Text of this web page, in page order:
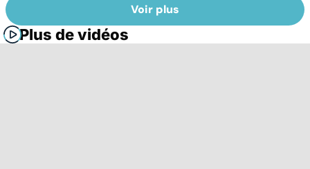
Voir plus
Plus de vidéos